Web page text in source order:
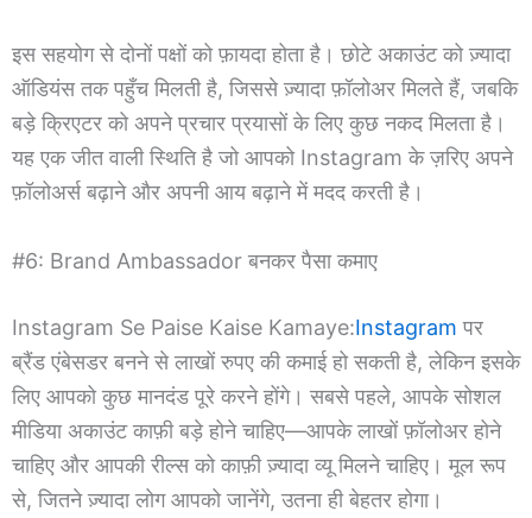
इस सहयोग से दोनों पक्षों को फ़ायदा होता है। छोटे अकाउंट को ज़्यादा
ऑडियंस तक पहुँच मिलती है, जिससे ज़्यादा फ़ॉलोअर मिलते हैं, जबकि
बड़े क्रिएटर को अपने प्रचार प्रयासों के लिए कुछ नकद मिलता है।
यह एक जीत वाली स्थिति है जो आपको Instagram के ज़रिए अपने
फ़ॉलोअर्स बढ़ाने और अपनी आय बढ़ाने में मदद करती है।
#6: Brand Ambassador बनकर पैसा कमाए
Instagram Se Paise Kaise Kamaye:Instagram पर
ब्रैंड एंबेसडर बनने से लाखों रुपए की कमाई हो सकती है, लेकिन इसके
लिए आपको कुछ मानदंड पूरे करने होंगे। सबसे पहले, आपके सोशल
मीडिया अकाउंट काफ़ी बड़े होने चाहिए—आपके लाखों फ़ॉलोअर होने
चाहिए और आपकी रील्स को काफ़ी ज़्यादा व्यू मिलने चाहिए। मूल रूप
से, जितने ज़्यादा लोग आपको जानेंगे, उतना ही बेहतर होगा।